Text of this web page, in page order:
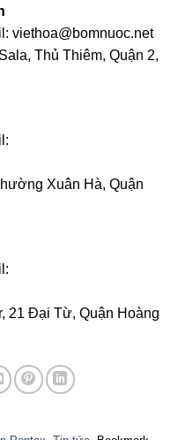
viethoa@bomnuoc.net
Thủ Thiêm, Quận 2,
Xuân Hà, Quận
21 Đại Từ, Quận Hoàng